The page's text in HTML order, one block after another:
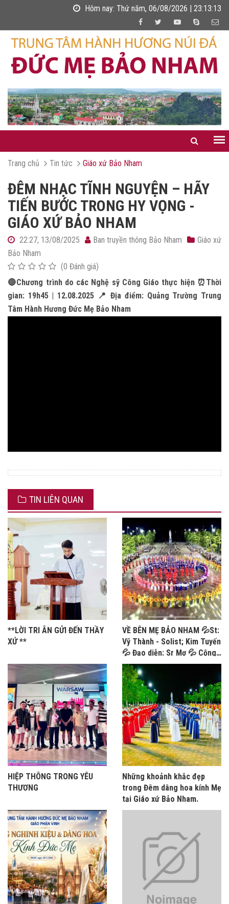
Hôm nay: Thứ năm, 06/08/2026 | 23:13:13
Trang chủ Tin tức Giáo xứ Bảo Nham
ĐÊM NHẠC TĨNH NGUYỆN – HÃY
TIẾN BƯỚC TRONG HY VỌNG -
GIÁO XỨ BẢO NHAM
22:27, 13/08/2025 Ban truyền thông Bảo Nham
Giáo xứ
Bảo Nham
(0 Đánh giá)
🔴Chương trình do các Nghệ sỹ Công Giáo thực hiện ⏰Thời
gian: 19h45 | 12.08.2025 📍 Địa điểm: Quảng Trường Trung
Tâm Hành Hương Đức Mẹ Bảo Nham
TIN LIÊN QUAN
**LỜI TRI ÂN GỬI ĐẾN THẦY
XỨ **
VỀ BÊN MẸ BẢO NHAM 💦St:
Vỹ Thành - Solist; Kim Tuyến
💦 Đạo diễn: Sr Mơ 💦 Cộng
đoàn MTG Bảo Nham
HIỆP THÔNG TRONG YÊU
THƯƠNG
Những khoảnh khắc đẹp
trong Đêm dâng hoa kính Mẹ
tại Giáo xứ Bảo Nham.